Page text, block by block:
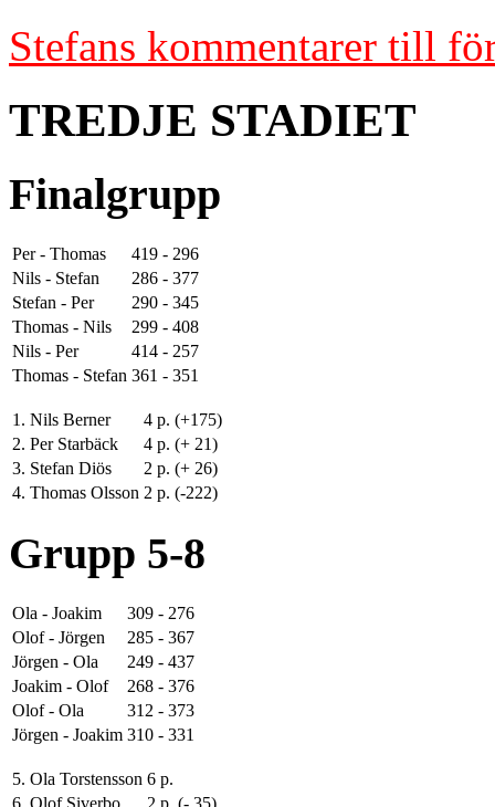
Stefans kommentarer till
TREDJE STADIET
Finalgrupp
Per - Thomas
419 - 296
Nils - Stefan
286 - 377
Stefan - Per
290 - 345
Thomas - Nils
299 - 408
Nils - Per
414 - 257
Thomas - Stefan 361 - 351
1. Nils Berner
4 p. (+175)
2. Per Starbäck
4 p. (+ 21)
3. Stefan Diös
2 p. (+ 26)
4. Thomas Olsson 2 p. (-222)
Grupp 5-8
Ola - Joakim
309 - 276
Olof - Jörgen
285 - 367
Jörgen - Ola
249 - 437
Joakim - Olof
268 - 376
Olof - Ola
312 - 373
Jörgen - Joakim 310 - 331
5. Ola Torstensson 6 p.
6. Olof Siverbo
2 p. (- 35)